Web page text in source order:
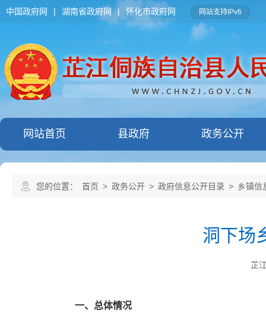
中国政府网 | 湖南省政府网 | 怀化市政府网 网站支持IPv6
网站首页 县政府 政务公开
您的位置： 首页 > 政务公开 > 政府信息公开目录 > 乡镇信
洞下场
芷
一、 总体情况